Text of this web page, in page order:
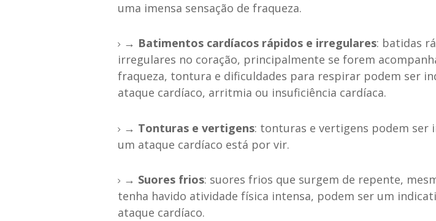
uma imensa sensação de fraqueza.
→ Batimentos cardíacos rápidos e irregulares: batidas
irregulares no coração, principalmente se forem
fraqueza, tontura e dificuldades para respirar podem ser
ataque cardíaco, arritmia ou insuficiência cardíaca.
→ Tonturas e vertigens: tonturas e vertigens podem ser
um ataque cardíaco está por vir.
→ Suores frios: suores frios que surgem de repente,
tenha havido atividade física intensa, podem ser um
ataque cardíaco.